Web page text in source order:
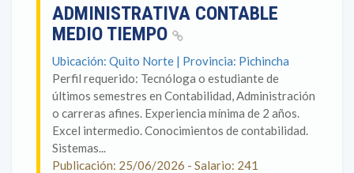
ADMINISTRATIVA CONTABLE
MEDIO TIEMPO
Ubicación: Quito Norte | Provincia: Pichincha
Perfil requerido: Tecnóloga o estudiante de
últimos semestres en Contabilidad, Administración
o carreras afines. Experiencia mínima de 2 años.
Excel intermedio. Conocimientos de contabilidad.
Sistemas...
Publicación: 25/06/2026 - Salario: 241